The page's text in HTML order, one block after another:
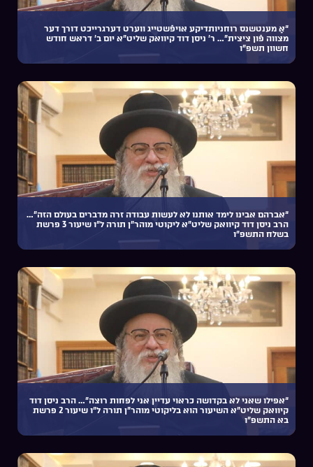
“אַ מענטשנס רוחניותדיקע אויפֿשטייג ווערט דערגרייכט דורך דער
מצווה פֿון ציצית”… ר’ ניסן דוד קיוואק שליט”א יום ב’ דראש חודש
חשוון תשפ”ו
“אברהם אבינו לימד אותנו לא לעשות עבודה זרה מדברים בעולם הזה”…
הרב ניסן דוד קיוואק שליט”א ליקוטי מוהר”ן תורה ל”ו שיעור 3 פרשת
בשלח התשפ”ו
“אפילו שאני לא בקדושה כראוי עדיין אני לפחות רוצה”… הרב ניסן דוד
קיוואק שליט”א השיעור הוא בליקוטי מוהר”ן תורה ל”ו שיעור 2 פרשת
בא התשפ”ו